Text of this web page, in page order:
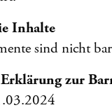
Inhalte
sind nicht
zur